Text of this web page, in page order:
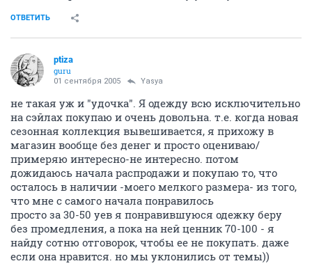
ОТВЕТИТЬ
ptiza
guru
01 сентября 2005 Yasya
не такая уж и "удочка". Я одежду всю исключительно
на сэйлах покупаю и очень довольна. т.е. когда новая
сезонная коллекция вывешивается, я прихожу в
магазин вообще без денег и просто оцениваю/
примеряю интересно-не интересно. потом
дожидаюсь начала распродажи и покупаю то, что
осталось в наличии -моего мелкого размера- из того,
что мне с самого начала понравилось
просто за 30-50 уев я понравившуюся одежку беру
без промедления, а пока на ней ценник 70-100 - я
найду сотню отговорок, чтобы ее не покупать. даже
если она нравится. но мы уклонились от темы))